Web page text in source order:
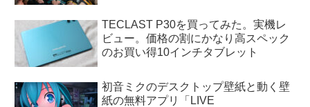
TECLAST P30を買ってみた。実機レ
ビュー。価格の割にかなり高スペック
のお買い得10インチタブレット
初音ミクのデスクトップ壁紙と動く壁
紙の無料アプリ「LIVE